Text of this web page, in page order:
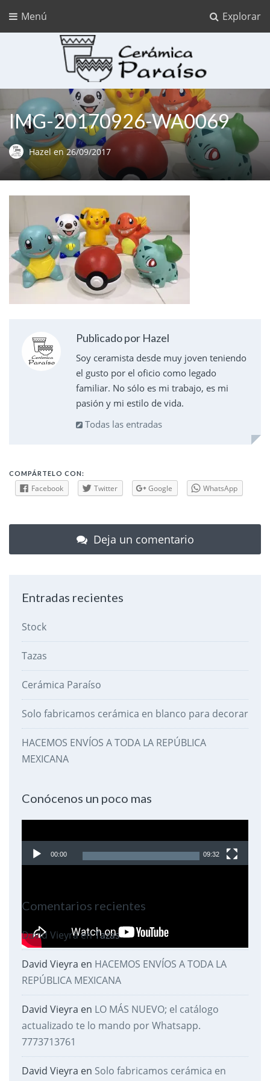
Explorar
Menú
Cerámica Paraíso
Ceramica para pintar
IMG-20170926-WA0069
Hazelen 26/09/2017
Publicado por Hazel
Soy ceramista desde muy joven teniendo
el gusto por el oficio como legado
familiar. No sólo es mi trabajo, es mi
pasión y mi estilo de vida.
Todas las entradas
COMPÁRTELO CON:
Facebook Twitter Google WhatsApp
Deja un comentario
Entradas recientes
Stock
Tazas
Cerámica Paraíso
Solo fabricamos cerámica en blanco para decorar
HACEMOS ENVÍOS A TODA LA REPÚBLICA
MEXICANA
Conócenos un poco mas
de
video
00:00 09:32
Comentarios recientes
David VieyraenTazas
David Vieyra en HACEMOS ENVÍOS A TODA LA
REPÚBLICA MEXICANA
David Vieyra en LO MÁS NUEVO; el catálogo
actualizado te lo mando por Whatsapp.
7773713761
David Vieyra en Solo fabricamos cerámica en